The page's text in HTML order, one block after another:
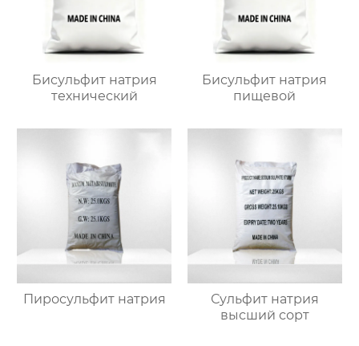
Бисульфит натрия
технический
Бисульфит натрия
пищевой
Пиросульфит натрия
Сульфит натрия
высший сорт